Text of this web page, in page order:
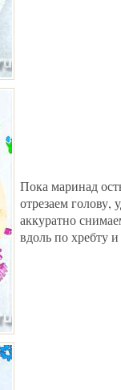
Пока маринад
отрезаем голову,
аккуратно
вдоль по хребту